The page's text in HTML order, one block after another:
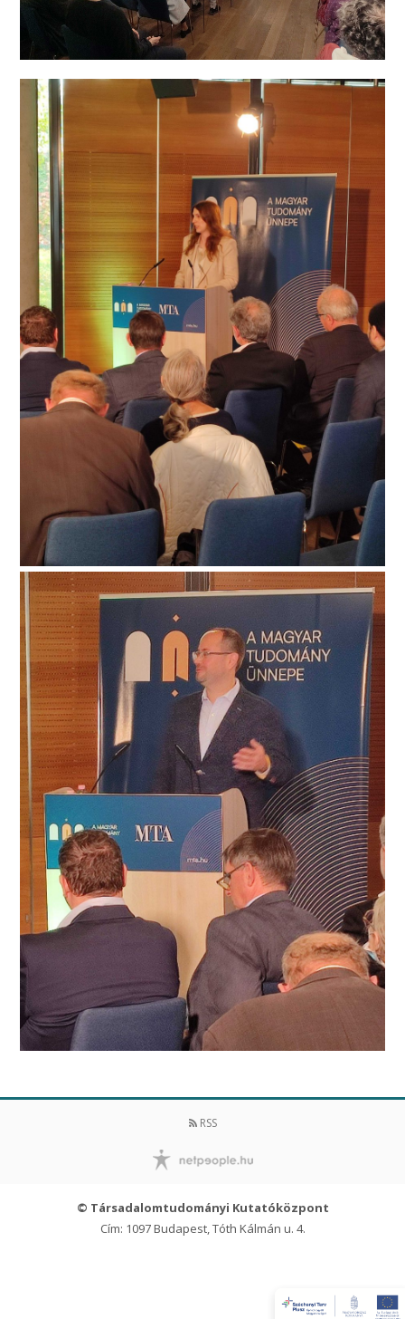
RSS
© Társadalomtudományi Kutatóközpont
Cím: 1097 Budapest, Tóth Kálmán u. 4.